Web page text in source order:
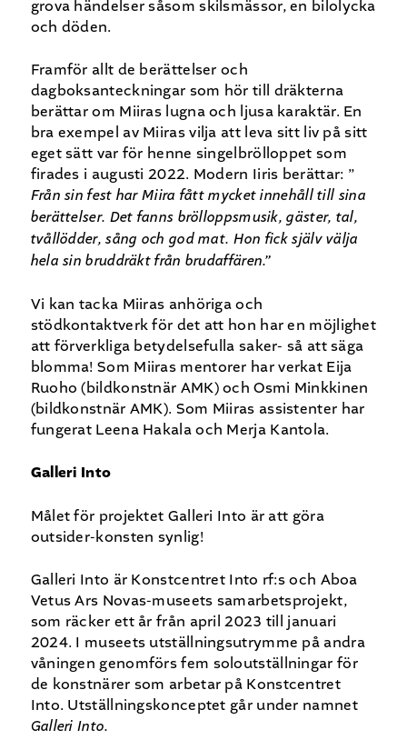
grova händelser såsom skilsmässor, en bilolycka
och döden.
Framför allt de berättelser och
dagboksanteckningar som hör till dräkterna
berättar om Miiras lugna och ljusa karaktär. En
bra exempel av Miiras vilja att leva sitt liv på sitt
eget sätt var för henne singelbrölloppet som
firades i augusti 2022. Modern Iiris berättar: ”
Från sin fest har Miira fått mycket innehåll till sina
berättelser. Det fanns brölloppsmusik, gäster, tal,
tvållödder, sång och god mat. Hon fick själv välja
hela sin bruddräkt från brudaffären.”
Vi kan tacka Miiras anhöriga och
stödkontaktverk för det att hon har en möjlighet
att förverkliga betydelsefulla saker- så att säga
blomma! Som Miiras mentorer har verkat Eija
Ruoho (bildkonstnär AMK) och Osmi Minkkinen
(bildkonstnär AMK). Som Miiras assistenter har
fungerat Leena Hakala och Merja Kantola.
Galleri Into
Målet för projektet Galleri Into är att göra
outsider-konsten synlig!
Galleri Into är Konstcentret Into rf:s och Aboa
Vetus Ars Novas-museets samarbetsprojekt,
som räcker ett år från april 2023 till januari
2024. I museets utställningsutrymme på andra
våningen genomförs fem soloutställningar för
de konstnärer som arbetar på Konstcentret
Into. Utställningskonceptet går under namnet
Galleri Into.